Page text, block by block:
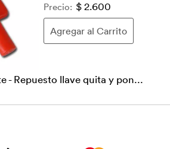
Precio: $ 2.600
- Repuesto llave quita y pon...